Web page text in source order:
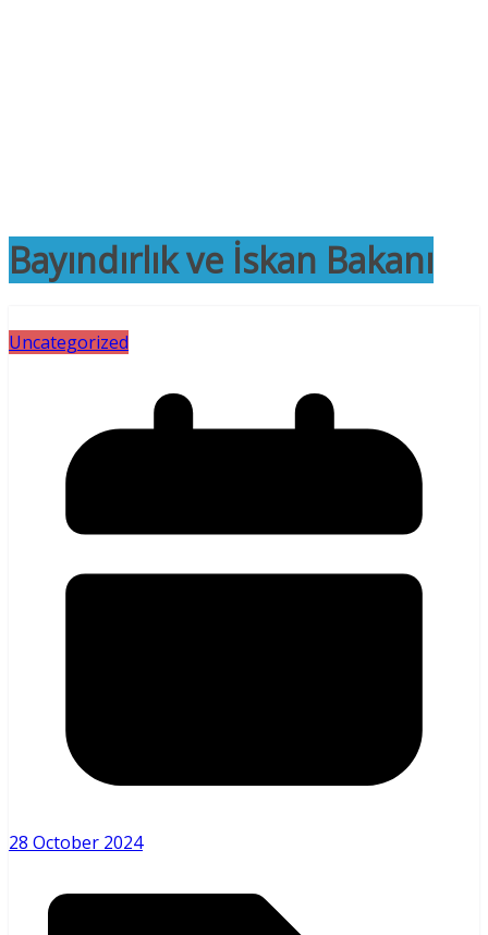
Bayındırlık ve İskan Bakanı
Uncategorized
28 October 2024